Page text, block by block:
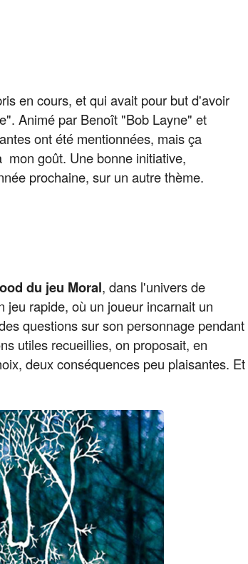
en cours, et qui avait pour but d'avoir
Animé par Benoît "Bob Layne" et
ont été mentionnées, mais ça
goût. Une bonne initiative,
prochaine, sur un autre thème.
du jeu Moral, dans l'univers de
jeu rapide, où un joueur incarnait un
questions sur son personnage pendant
utiles recueillies, on proposait, en
deux conséquences peu plaisantes. Et